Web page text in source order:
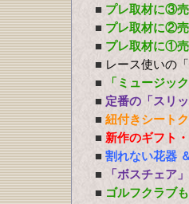
■ プレ取材に③
■ プレ取材に②
■ プレ取材に①
■ レース使いの
■
「ミュージッ
■ 定番の「スリ
■ 紐付きシート
■ 新作のギフト
■ 割れない花器
■ 「ボスチェア
■ ゴルフクラブ